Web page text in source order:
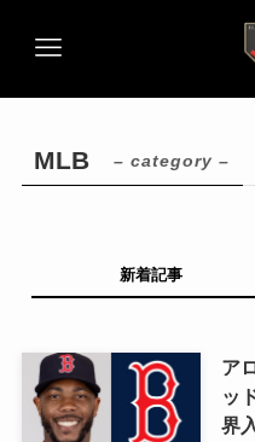
MLB – category –
新着記事
ア
ッ
界